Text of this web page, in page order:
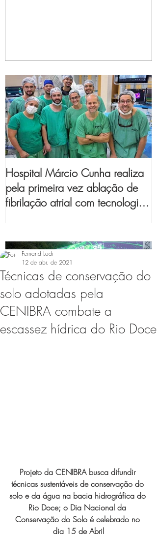
Hospital Márcio Cunha realiza
pela primeira vez ablação de
fibrilação atrial com tecnologia
Projeto abre inscrições para
formar grupo de teatro cristão
no Vale do Aço
Técnicas de conservação do
solo adotadas pela
CENIBRA combate a
escassez hídrica do Rio Doce
Fernand Lodi
12 de abr. de 2021
Projeto da CENIBRA busca difundir
técnicas sustentáveis de conservação do
solo e da água na bacia hidrográfica do
Rio Doce; o Dia Nacional da
Conservação do Solo é celebrado no
dia 15 de Abril